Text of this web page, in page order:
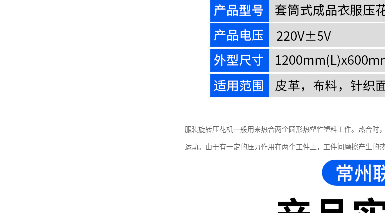
服装旋转压花机一般用来热合两个圆形热塑性塑料工件。热合
运动。由于有一定的压力作用在两个工件上，工件间磨擦产生的